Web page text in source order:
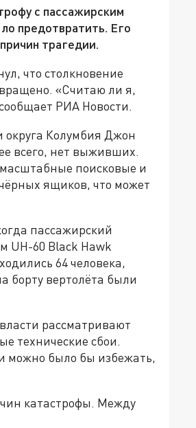
с пассажирским
предотвратить. Его
трагедии.
что столкновение
«Считаю ли я,
РИА Новости.
Колумбия Джон
всего, нет выживших.
поисковые и
ящиков, что может
пассажирский
UH-60 Black Hawk
64 человека,
борту вертолёта были
рассматривают
технические сбои.
можно было бы избежать,
катастрофы. Между